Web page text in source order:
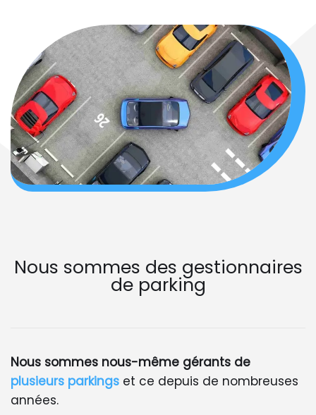
Nous sommes des gestionnaires
de parking
Nous sommes nous-même gérants de
plusieurs parkings et ce depuis de nombreuses
années.